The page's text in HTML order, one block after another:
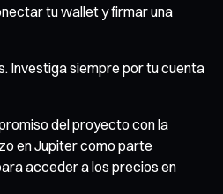
tu wallet y firmar una
Investiga siempre por tu cuenta
del proyecto con la
en Jupiter como parte
acceder a los precios en